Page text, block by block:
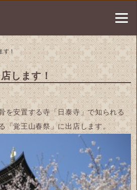
す！
します！
を安置する寺「日泰寺」で知られる
「覚王山春祭」に出店します。